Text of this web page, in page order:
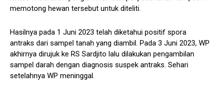
memotong hewan tersebut untuk diteliti.
Hasilnya pada 1 Juni 2023 telah diketahui positif spora
antraks dari sampel tanah yang diambil. Pada 3 Juni 2023, WP
akhirnya dirujuk ke RS Sardjito lalu dilakukan pengambilan
sampel darah dengan diagnosis suspek antraks. Sehari
setelahnya WP meninggal.